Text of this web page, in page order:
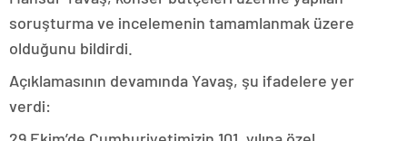
soruşturma ve incelemenin tamamlanmak üzere
olduğunu bildirdi.
Açıklamasının devamında Yavaş, şu ifadelere yer
verdi: